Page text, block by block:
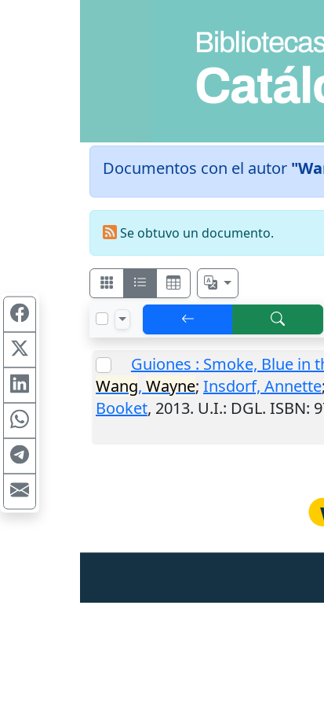
Documentos con el autor
Se obtuvo un documento.
Guiones : Smoke, Blue in
Wang, Wayne; Insdorf, Annette;
Booket, 2013. U.I.: DGL. ISBN: